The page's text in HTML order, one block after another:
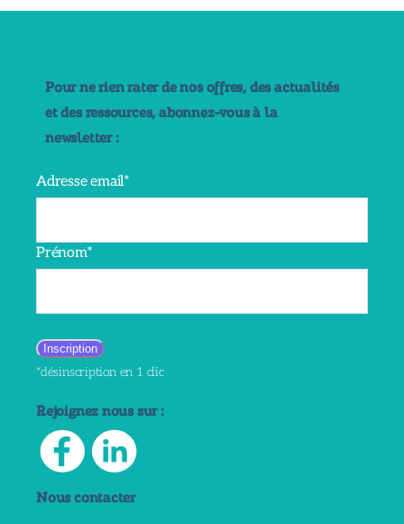
Pour ne rien rater de nos offres, des actualités
et des ressources, abonnez-vous à la
newsletter :
Adresse email*
Prénom*
*désinscription en 1 clic
Rejoignez nous sur :
Nous contacter